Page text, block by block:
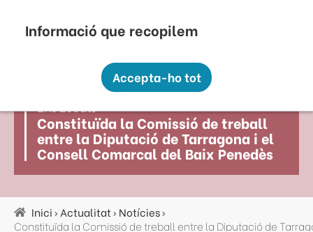
contingut
Ens Locals
Constituïda la Comissió de treball
entre la Diputació de Tarragona i el
Consell Comarcal del Baix Penedès
Inici Actualitat Notícies
personal amb les següents finalitats:
Funcionalitat, Analítica.
Més informació
Canviar preferències
Accepta-ho tot